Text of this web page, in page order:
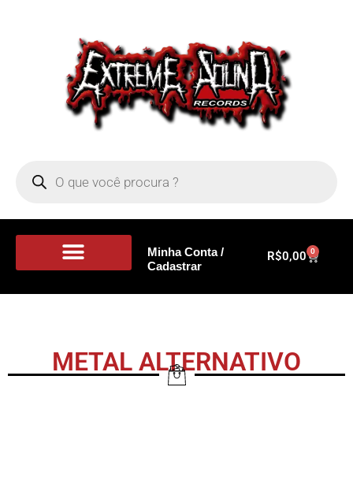
Minha Conta /
Cadastrar
R$0,00 0
METAL ALTERNATIVO